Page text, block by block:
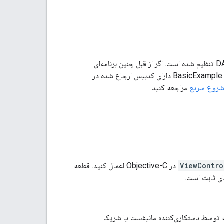
یک برنامه tvOS که از قبل با IMA DAI SDK برای پخش استریم‌های ویدیویی با تبلیغات DAI تنظیم شده است. اگر از قبل چنین برنامه‌ای
به عنوان نقطه شروع استفاده کنید. BasicExample دارای کدبیس ارجاع شده در
شروع سریع مراجعه کنید.
در Objective-C اعمال کنید. قطعه
دستکاری‌کننده مانیفست یا شریک